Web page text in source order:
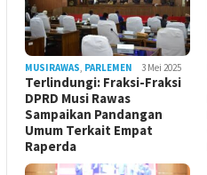
MUSIRAWAS PARLEMEN 3 Mei 2025
Terlindungi: Fraksi-Fraksi
DPRD Musi Rawas
Sampaikan Pandangan
Umum Terkait Empat
Raperda